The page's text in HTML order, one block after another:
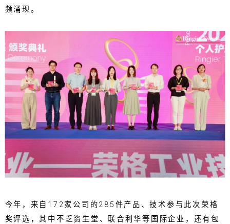
频涌现。
今年，来自172家公司的285件产品、技术参与此次荣格
奖评选，其中不乏资生堂、联合利华等国际企业，还有包